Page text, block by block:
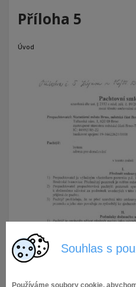
Souhlas s
Používáme soubory cookie,
Příloha 5
Úvod